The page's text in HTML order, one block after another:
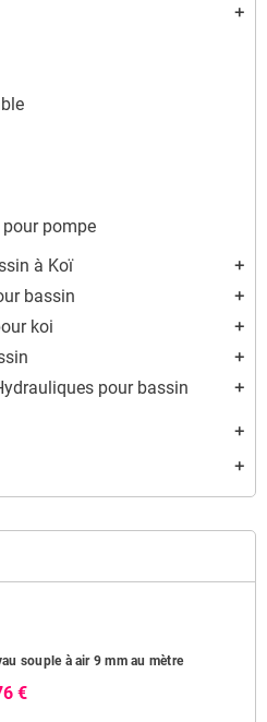
add
pompe
à Koï
add
bassin add
koi add
add
pour bassin add
add
add
souple à air 9 mm au mètre
€